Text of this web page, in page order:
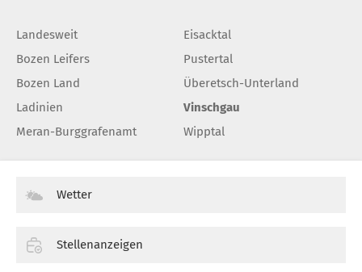
Landesweit
Bozen Leifers
Bozen Land
Ladinien
Meran-Burggrafenamt
Eisacktal
Pustertal
Überetsch-Unterland
Vinschgau
Wipptal
Wetter
Stellenanzeigen